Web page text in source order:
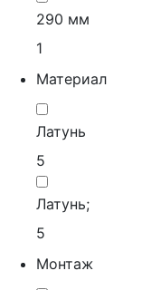
290 мм
1
Материал
Латунь
5
Латунь;
5
Монтаж